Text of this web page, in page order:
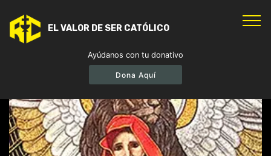
EL VALOR DE SER CATÓLICO
Ayúdanos con tu donativo
Dona Aquí